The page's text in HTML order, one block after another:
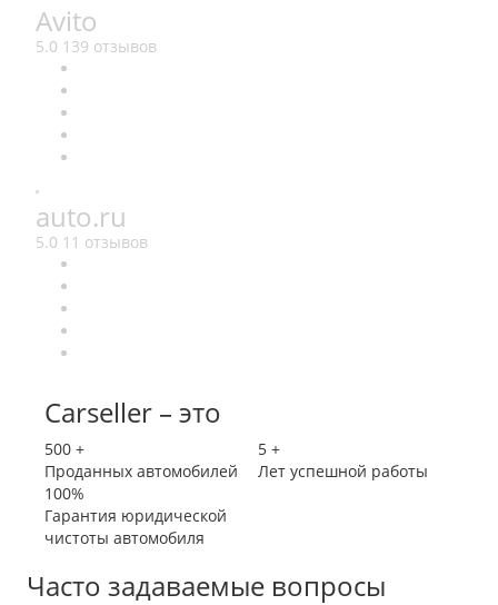
Avito
5.0 139 отзывов
auto.ru
5.0 11 отзывов
Carseller – это
500 +
Проданных автомобилей
5 +
Лет успешной работы
100%
Гарантия юридической
чистоты автомобиля
Часто задаваемые вопросы